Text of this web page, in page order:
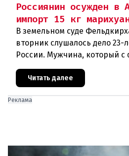
Россиянин осужден в
импорт 15 кг
В земельном суде
вторник слушалось дело 23-
России. Мужчина, который с
под стражей, обвинялся в
полугода организо
Читать далее
Реклама